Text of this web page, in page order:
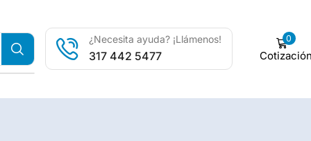
¿Necesita ayuda? ¡Llámenos!
317 442 5477
0